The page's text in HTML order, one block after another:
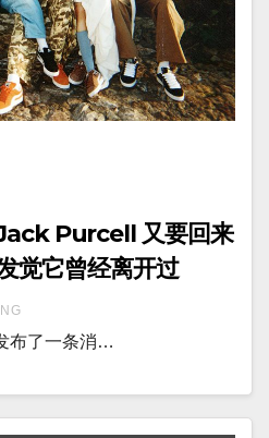
Purcell 又要回来
觉它曾经离开过
布了一条消…